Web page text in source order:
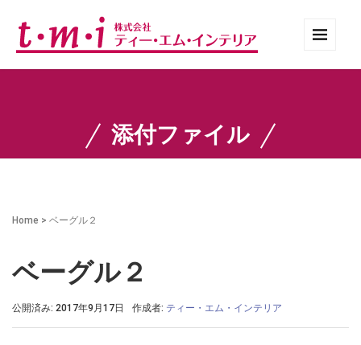
添付ファイル
Home > ベーグル２
ベーグル２
公開済み: 2017年9月17日 作成者: ティー・エム・インテリア